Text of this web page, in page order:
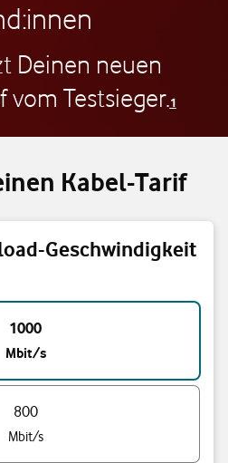
Deinen neuen
vom Testsieger.1
Kabel-Tarif
Geschwindigkeit
1000
Mbit/s
800
Mbit/s